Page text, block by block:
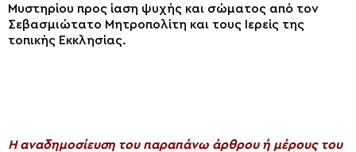
Μυστηρίου προς ίαση ψυχής και σώματος από τον
Σεβασμιώτατο Μητροπολίτη και τους Ιερείς της
τοπικής Εκκλησίας.
H αναδημοσίευση του παραπάνω άρθρου ή μέρους του